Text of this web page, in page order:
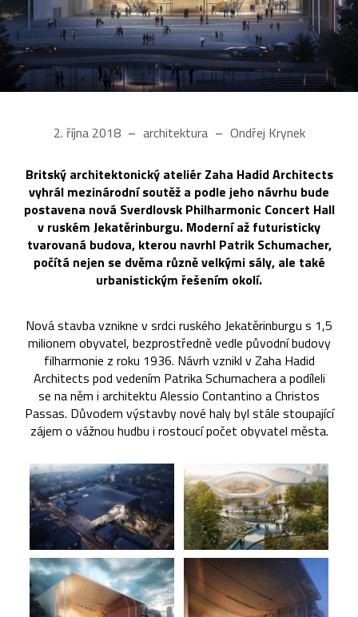
2. října 2018 architektura Ondřej Krynek
Britský architektonický ateliér Zaha Hadid Architects
vyhrál mezinárodní soutěž a podle jeho návrhu bude
postavena nová Sverdlovsk Philharmonic Concert Hall
v ruském Jekatěrinburgu. Moderní až futuristicky
tvarovaná budova, kterou navrhl Patrik Schumacher,
počítá nejen se dvěma různě velkými sály, ale také
urbanistickým řešením okolí.
Nová stavba vznikne v srdci ruského Jekatěrinburgu s 1,5
milionem obyvatel, bezprostředně vedle původní budovy
filharmonie z roku 1936. Návrh vznikl v Zaha Hadid
Architects pod vedením Patrika Schumachera a podíleli
se na něm i architektu Alessio Contantino a Christos
Passas. Důvodem výstavby nové haly byl stále stoupající
zájem o vážnou hudbu i rostoucí počet obyvatel města.